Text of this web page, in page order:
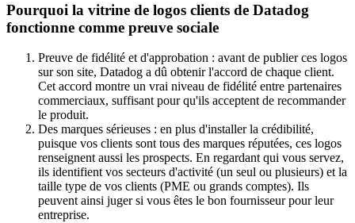
Pourquoi la vitrine de logos clients de Datadog
fonctionne comme preuve sociale
Preuve de fidélité et d'approbation : avant de publier ces logos
sur son site, Datadog a dû obtenir l'accord de chaque client.
Cet accord montre un vrai niveau de fidélité entre partenaires
commerciaux, suffisant pour qu'ils acceptent de recommander
le produit.
Des marques sérieuses : en plus d'installer la crédibilité,
puisque vos clients sont tous des marques réputées, ces logos
renseignent aussi les prospects. En regardant qui vous servez,
ils identifient vos secteurs d'activité (un seul ou plusieurs) et la
taille type de vos clients (PME ou grands comptes). Ils
peuvent ainsi juger si vous êtes le bon fournisseur pour leur
entreprise.